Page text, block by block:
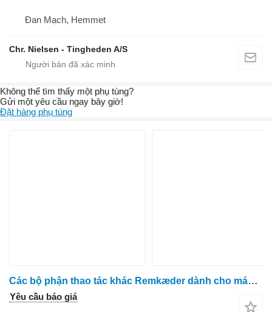
Đan Mạch, Hemmet
Chr. Nielsen - Tingheden A/S
Không thể tìm thấy một phụ tùng?
Gửi một yêu cầu ngay bây giờ!
Đặt hàng phụ tùng
Các bộ phận thao tác khác Remkæder dành cho máy thu hoạch cà rốt ASA Asa Lift
Yêu cầu báo giá